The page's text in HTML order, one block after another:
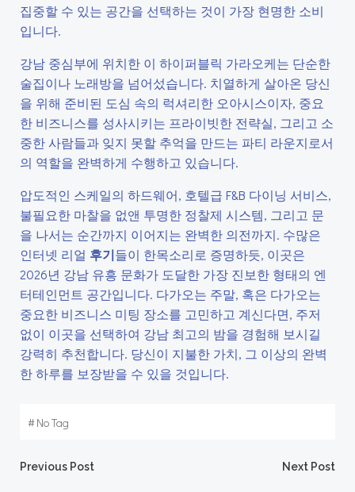
집중할 수 있는 공간을 선택하는 것이 가장 현명한 소비
입니다.
강남 중심부에 위치한 이 하이퍼블릭 가라오케는 단순한
술집이나 노래방을 넘어섰습니다. 치열하게 살아온 당신
을 위해 준비된 도심 속의 럭셔리한 오아시스이자, 중요
한 비즈니스를 성사시키는 프라이빗한 전략실, 그리고 소
중한 사람들과 잊지 못할 추억을 만드는 파티 라운지로서
의 역할을 완벽하게 수행하고 있습니다.
압도적인 스케일의 하드웨어, 호텔급 F&B 다이닝 서비스,
불필요한 마찰을 없앤 투명한 정찰제 시스템, 그리고 문
을 나서는 순간까지 이어지는 완벽한 의전까지. 수많은
인터넷 리얼 후기들이 한목소리로 증명하듯, 이곳은
2026년 강남 유흥 문화가 도달한 가장 진보한 형태의 엔
터테인먼트 공간입니다. 다가오는 주말, 혹은 다가오는
중요한 비즈니스 미팅 장소를 고민하고 계신다면, 주저
없이 이곳을 선택하여 강남 최고의 밤을 경험해 보시길
강력히 추천합니다. 당신이 지불한 가치, 그 이상의 완벽
한 하루를 보장받을 수 있을 것입니다.
#No Tag
Post
Previous Post Next Post